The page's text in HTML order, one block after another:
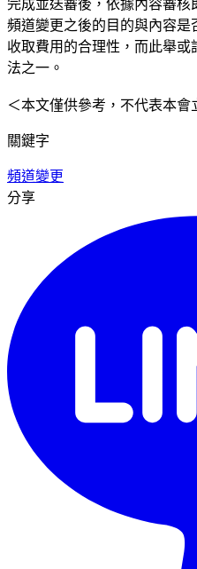
完成並送審後，依據內容審核
頻道變更之後的目的與內容
收取費用的合理性，而此舉
法之一。
＜本文僅供參考，不代表本會
關鍵字
頻道變更
分享